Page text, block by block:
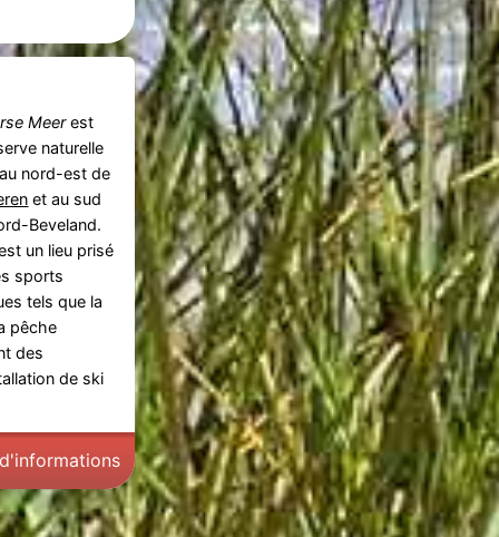
Meerest
naturelle
nord-est de
et au sud
Beveland.
un lieu prisé
sports
tels que la
pêche
des
de ski